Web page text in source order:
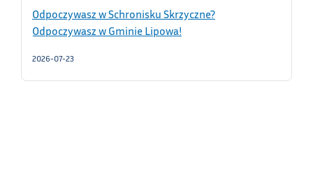
Odpoczywasz w Schronisku Skrzyczne?
Odpoczywasz w Gminie Lipowa!
2026-07-23